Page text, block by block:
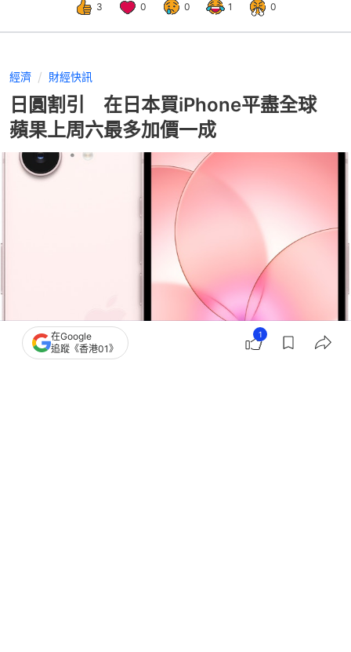
3 0 0 1 0
經濟 財經快訊
日圓割引 在日本買iPhone平盡全球
蘋果上周六最多加價一成
撰文：張偉倫
在Google
追蹤《香港01》
1